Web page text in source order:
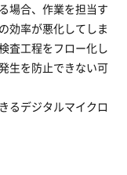
場合、作業を担当す
効率が悪化してしま
査工程をフロー化し
生を防止できない可
るデジタルマイクロ